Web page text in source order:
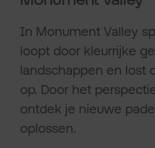
In Monument Valley
loopt door kleurrijke
landschappen en lost
op. Door het
ontdek je nieuwe
oplossen.